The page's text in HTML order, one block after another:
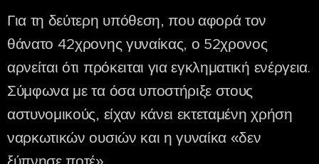
Για τη δεύτερη υπόθεση, που αφορά τον
θάνατο 42χρονης γυναίκας, ο 52χρονος
αρνείται ότι πρόκειται για εγκληματική ενέργεια.
Σύμφωνα με τα όσα υποστήριξε στους
αστυνομικούς, είχαν κάνει εκτεταμένη χρήση
ναρκωτικών ουσιών και η γυναίκα «δεν